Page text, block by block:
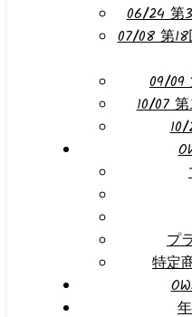
06/24 第
07/08 第18
09/09
10/07
プ
特定